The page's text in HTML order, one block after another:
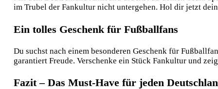
im Trubel der Fankultur nicht untergehen. Hol dir jetzt
Ein tolles Geschenk für Fußballfans
Du suchst nach einem besonderen Geschenk für
garantiert Freude. Verschenke ein Stück Fankultur und
Fazit – Das Must-Have für jeden